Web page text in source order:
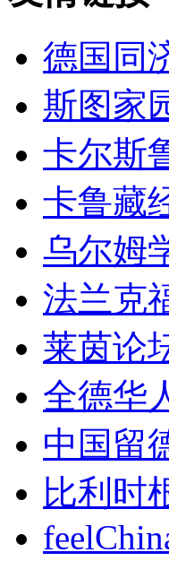
德国同
斯图家
卡尔斯
卡鲁藏
乌尔姆
法兰克
莱茵论
全德华
中国留
比利时